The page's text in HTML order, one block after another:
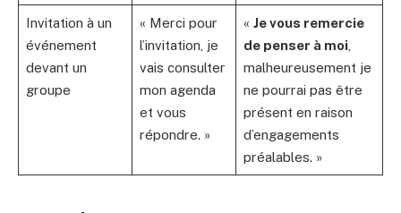
Invitation à un
événement
devant un
groupe
« Merci pour
l’invitation, je
vais consulter
mon agenda
et vous
répondre. »
« Je vous remercie
de penser à moi,
malheureusement je
ne pourrai pas être
présent en raison
d’engagements
préalables. »